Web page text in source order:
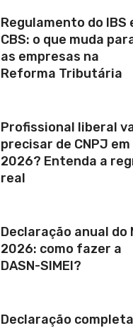
Regulamento do IBS
CBS: o que muda
as empresas na
Reforma Tributária
Profissional liberal
precisar de CNPJ em
2026? Entenda a
real
Declaração anual do
2026: como fazer a
DASN-SIMEI?
Declaração